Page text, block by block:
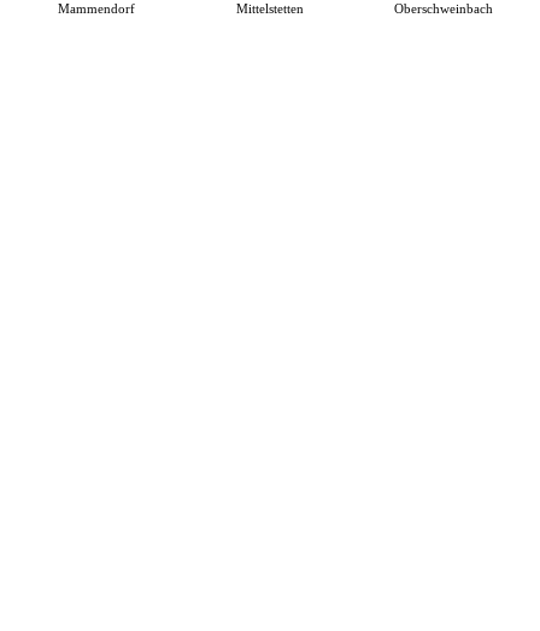
Mammendorf Mittelstetten Oberschweinbach